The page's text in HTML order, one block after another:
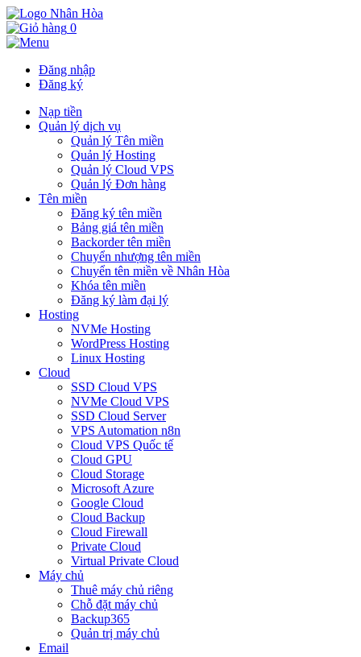
0
Đăng nhập
Đăng ký
Nạp tiền
Quản lý dịch vụ
Quản lý Tên miền
Quản lý Hosting
Quản lý Cloud VPS
Quản lý Đơn hàng
Tên miền
Đăng ký tên miền
Bảng giá tên miền
Backorder tên miền
Chuyển nhượng tên miền
Chuyển tên miền về Nhân Hòa
Khóa tên miền
Đăng ký làm đại lý
Hosting
NVMe Hosting
WordPress Hosting
Linux Hosting
Cloud
SSD Cloud VPS
NVMe Cloud VPS
SSD Cloud Server
VPS Automation n8n
Cloud VPS Quốc tế
Cloud GPU
Cloud Storage
Microsoft Azure
Google Cloud
Cloud Backup
Cloud Firewall
Private Cloud
Virtual Private Cloud
Máy chủ
Thuê máy chủ riêng
Chỗ đặt máy chủ
Backup365
Quản trị máy chủ
Email